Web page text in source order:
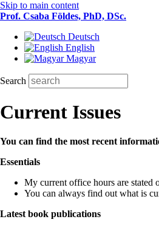
Skip to main content
Prof. Csaba Földes, PhD, DSc.
Deutsch
English
Magyar
Search
Current Issues
You can find the most recent
Essentials
My current office hours are
You can always find out what is
Latest book publications